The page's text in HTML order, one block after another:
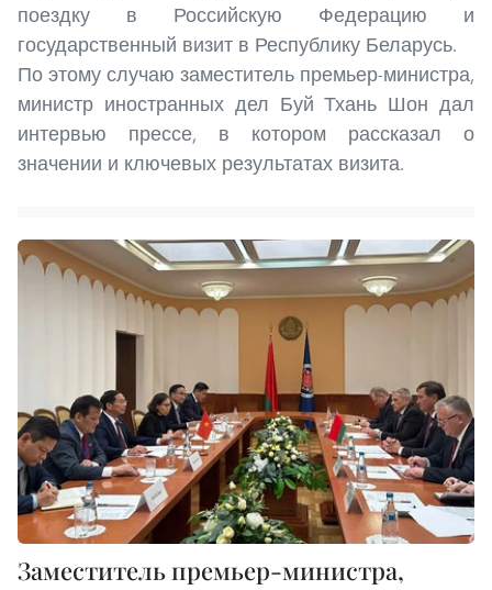
поездку в Российскую Федерацию и
государственный визит в Республику Беларусь.
По этому случаю заместитель премьер-министра,
министр иностранных дел Буй Тхань Шон дал
интервью прессе, в котором рассказал о
значении и ключевых результатах визита.
Заместитель премьер-министра,